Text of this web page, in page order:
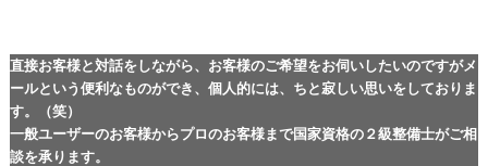
直接お客様と対話をしながら、お客様のご希望をお伺いしたいのですがメ
ールという便利なものができ、個人的には、ちと寂しい思いをしておりま
す。（笑）
一般ユーザーのお客様からプロのお客様まで国家資格の２級整備士がご相
談を承ります。